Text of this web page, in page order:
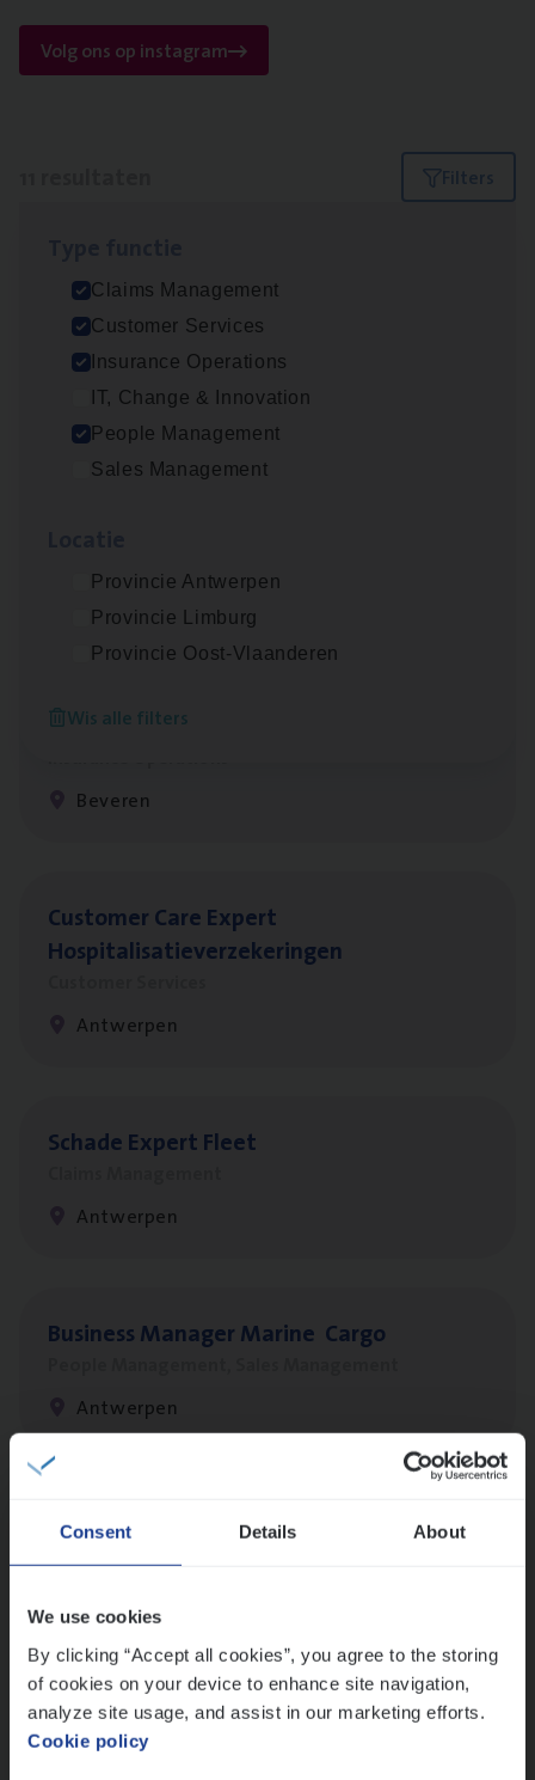
Consent Details About
We use cookies
By clicking “Accept all cookies”, you agree to the storing
of cookies on your device to enhance site navigation,
analyze site usage, and assist in our marketing efforts.
Cookie policy
Volg ons op instagram
Filters
Claims Management
Customer Services
Insurance Operations
IT, Change & Innovation
People Management
Sales Management
Provincie Antwerpen
Provincie Limburg
Provincie Oost-Vlaanderen
Wis alle filters
Dos­sier­be­heer­der ver­ze­ke­rin­gen — Soci­al
Pro­fit en Public
Insurance Operations
Antwerpen
Antwerpen
Benefits
Beveren
Cus­to­mer Care Expert
Hospitalisatieverzekeringen
Antwerpen
Scha­de Expert Fleet
Antwerpen
Busi­ness Mana­ger Mari­ne Cargo
Antwerpen
Client Exe­cu­ti­ve Marine
Dos­sier­be­heer­der Pro­per­ty verzekeringen
Insurance Operations